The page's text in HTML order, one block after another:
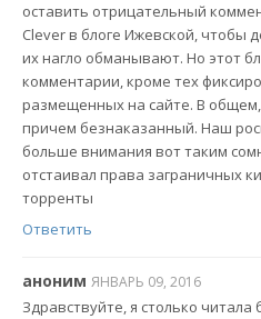
оставить отрицательный
Clever в блоге Ижевской, чтобы
их нагло обманывают. Но этот
комментарии, кроме тех
размещенных на сайте. В
причем безнаказанный. Наш
больше внимания вот таким
отстаивал права заграничных
торренты
Ответить
аноним ЯНВАРЬ 09, 2016
Здравствуйте, я столько